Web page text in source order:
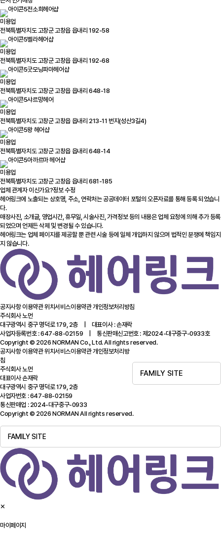
전소희헤어샵
미용업
전북특별자치도 고창군 고창읍 읍내리 192-58
벨라헤어샵
미용업
전북특별자치도 고창군 고창읍 읍내리 192-68
굿모닝파마헤어샵
미용업
전북특별자치도 고창군 고창읍 읍내리 648-18
샤르망헤어
미용업
전북특별자치도 고창군 고창읍 읍내리 213-11 번지(성산3길4)
왕 헤어샵
미용업
전북특별자치도 고창군 고창읍 읍내리 648-14
아까르마 헤어샵
미용업
전북특별자치도 고창군 고창읍 읍내리 681-185
업체 관계자 이신가요?정보 수정
헤어링크에 노출되는 상호명, 주소, 연락처는 공공데이터 포털의 오픈자료를 통해 등록 되었습니
다.
매장사진, 소개글, 영업시간, 휴무일, 시술사진, 가격정보 등의 내용은 업체 요청에 의해 추가 등록
되었으며 언제든 삭제 및 변경될 수 있습니다.
헤어링크는 업체 페이지를 제공할 뿐 관련 시술 등에 일체 개입하지 않으며 법적인 분쟁에 책임지
지 않습니다.
공지사항이용약관위치서비스이용약관개인정보처리방침
주식회사 노먼
대구광역시 중구 명덕로 179, 2층 | 대표이사 : 손재락
사업자등록번호 : 647-88-02159 | 통신판매신고번호 : 제2024-대구중구-0933호
Copyright © 2026 NORMAN Co., Ltd. All rights reserved.
FAMILY SITE
공지사항이용약관위치서비스이용약관개인정보처리방
침
주식회사 노먼
대표이사 손재락
대구광역시 중구 명덕로 179, 2층
사업자번호 : 647-88-02159
통신판매업 : 2024-대구중구-0933
Copyright © 2026 NORMAN All rights reserved.
FAMILY SITE
✕
마이페이지